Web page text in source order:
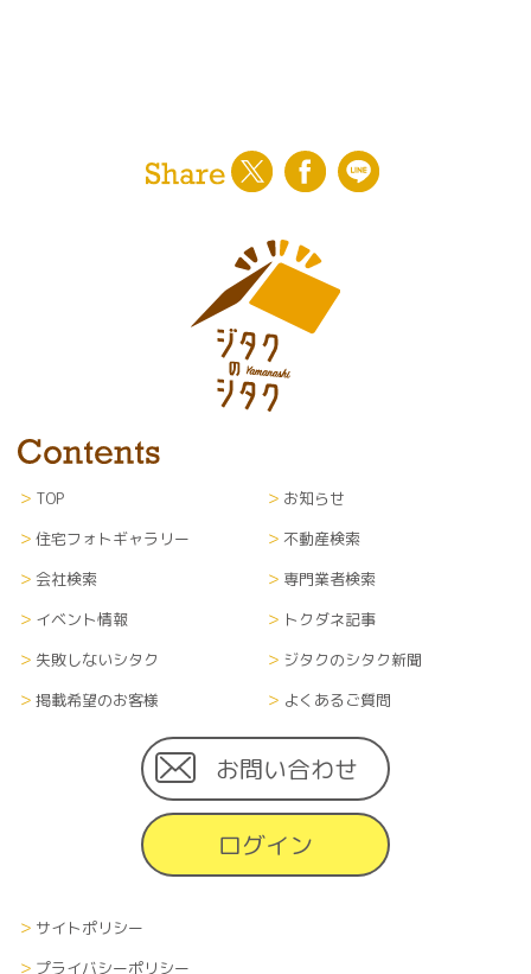
TOP
お知らせ
住宅フォトギャラリー
不動産検索
会社検索
専門業者検索
イベント情報
トクダネ記事
失敗しないシタク
ジタクのシタク新聞
掲載希望のお客様
よくあるご質問
お問い合わせ
ログイン
サイトポリシー
プライバシーポリシー